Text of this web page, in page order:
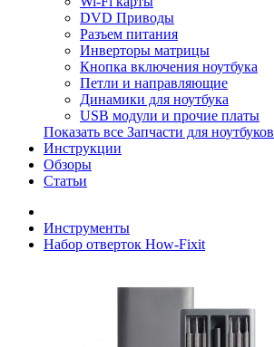
DVD Приводы
Разъем питания
Инверторы матрицы
Кнопка включения ноутбука
Петли и направляющие
Динамики для ноутбука
USB модули и прочие платы
Показать все Запчасти для ноутбуков
Инструкции
Обзоры
Статьи
Инструменты
Набор отверток How-Fixit